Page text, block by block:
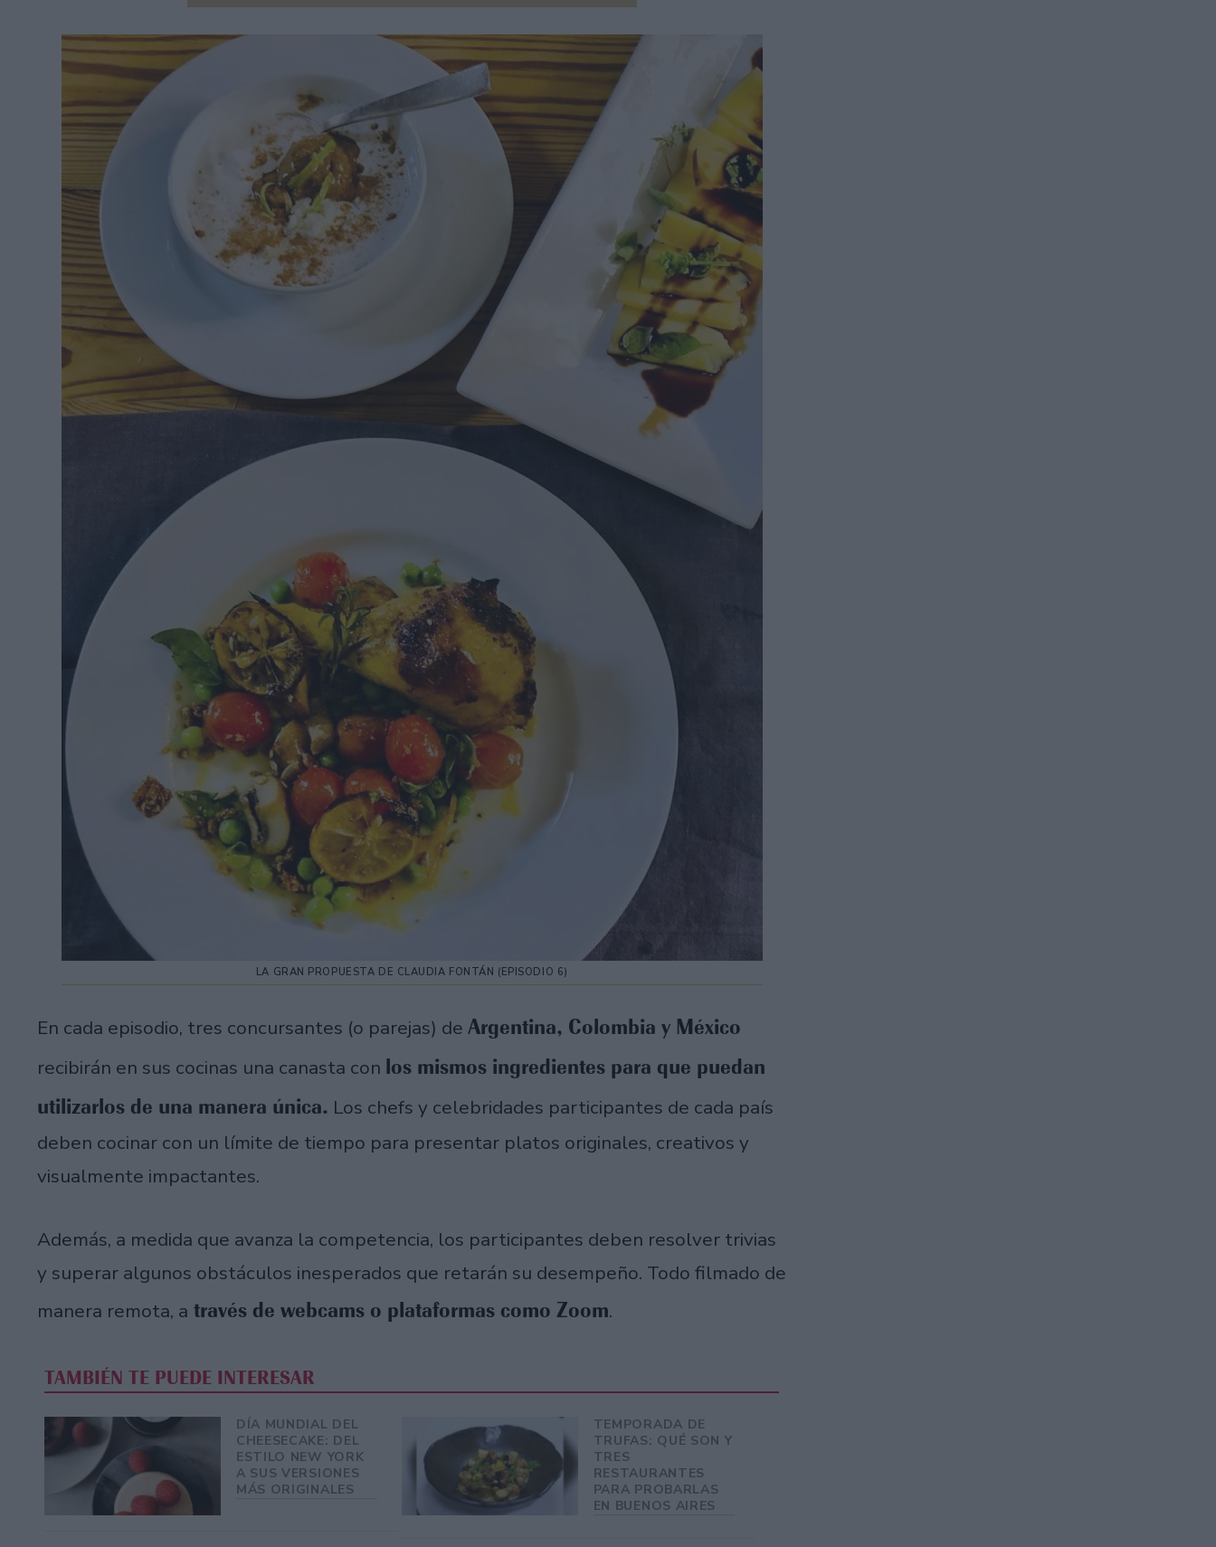
LA GRAN PROPUESTA DE CLAUDIA FONTÁN (EPISODIO 6)
En cada episodio, tres concursantes (o parejas) de Argentina, Colombia y México
recibirán en sus cocinas una canasta con los mismos ingredientes para que puedan
utilizarlos de una manera única. Los chefs y celebridades participantes de cada país
deben cocinar con un límite de tiempo para presentar platos originales, creativos y
visualmente impactantes.
Además, a medida que avanza la competencia, los participantes deben resolver trivias
y superar algunos obstáculos inesperados que retarán su desempeño. Todo filmado de
manera remota, a través de webcams o plataformas como Zoom.
TAMBIÉN TE PUEDE INTERESAR
DÍA MUNDIAL DEL
CHEESECAKE: DEL
ESTILO NEW YORK
A SUS VERSIONES
MÁS ORIGINALES
TEMPORADA DE
TRUFAS: QUÉ SON Y
TRES
RESTAURANTES
PARA PROBARLAS
EN BUENOS AIRES